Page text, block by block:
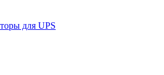
для UPS